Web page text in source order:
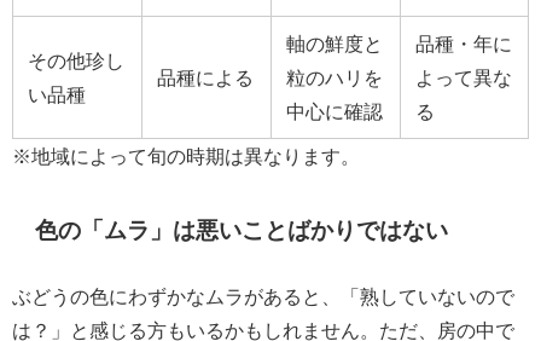
その他珍し
い品種
品種による
軸の鮮度と
粒のハリを
中心に確認
品種・年に
よって異な
る
※地域によって旬の時期は異なります。
色の「ムラ」は悪いことばかりではない
ぶどうの色にわずかなムラがあると、「熟していないので
は？」と感じる方もいるかもしれません。ただ、房の中で